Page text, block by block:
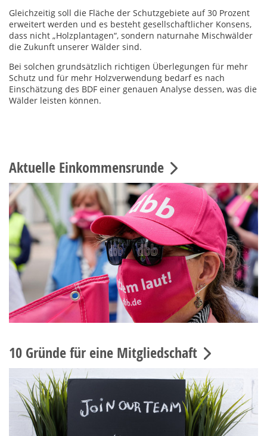
Gleichzeitig soll die Fläche der Schutzgebiete auf 30 Prozent
erweitert werden und es besteht gesellschaftlicher Konsens,
dass nicht „Holzplantagen“, sondern naturnahe Mischwälder
die Zukunft unserer Wälder sind.
Bei solchen grundsätzlich richtigen Überlegungen für mehr
Schutz und für mehr Holzverwendung bedarf es nach
Einschätzung des BDF einer genauen Analyse dessen, was die
Wälder leisten können.
Aktuelle Einkommensrunde
10 Gründe für eine Mitgliedschaft